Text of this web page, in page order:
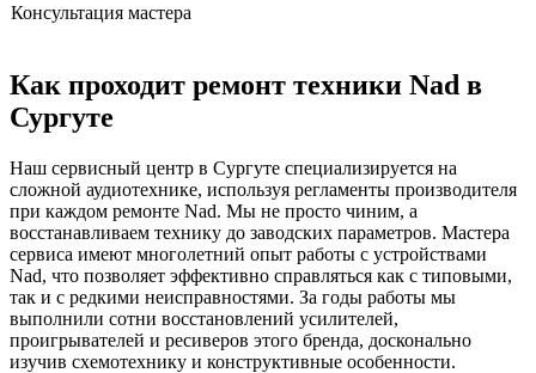
Консультация мастера
Как проходит ремонт техники Nad в
Сургуте
Наш сервисный центр в Сургуте специализируется на
сложной аудиотехнике, используя регламенты производителя
при каждом ремонте Nad. Мы не просто чиним, а
восстанавливаем технику до заводских параметров. Мастера
сервиса имеют многолетний опыт работы с устройствами
Nad, что позволяет эффективно справляться как с типовыми,
так и с редкими неисправностями. За годы работы мы
выполнили сотни восстановлений усилителей,
проигрывателей и ресиверов этого бренда, досконально
изучив схемотехнику и конструктивные особенности.